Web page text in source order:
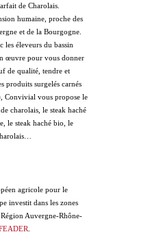
de Charolais.
humaine, proche des
et de la Bourgogne.
les éleveurs du bassin
œuvre pour vous donner
de qualité, tendre et
produits surgelés carnés
Convivial vous propose le
charolais, le steak haché
le steak haché bio, le
agricole pour le
investit dans les zones
Auvergne-Rhône-